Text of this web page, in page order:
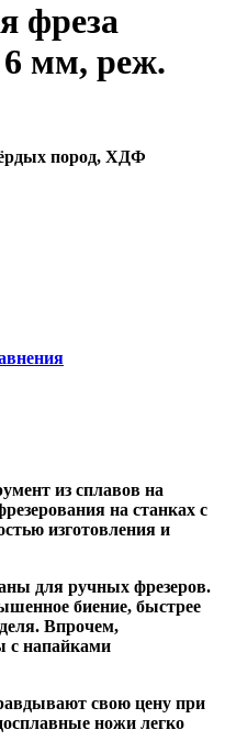
фреза
мм, реж.
пород, ХДФ
из сплавов на
на станках с
изготовления и
для ручных фрезеров.
биение, быстрее
Впрочем,
с напайками
свою цену при
ножи легко